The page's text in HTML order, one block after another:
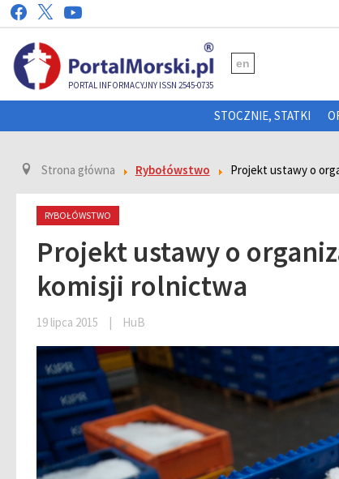
PORTAL INFORMACYJNY ISSN 2545-0735
en
STOCZNIE, STATKI
Strona główna Rybołówstwo Projekt ustawy o
RYBOŁÓWSTWO
Projekt ustawy o
komisji rolnictwa
19 lipca 2015 | HuB